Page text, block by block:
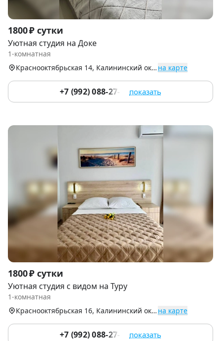
Item
1
of
1800 ₽ сутки
Уютная студия на Доке
1-комнатная
Краснооктябрьская 14, Калининский округ (Центр) на карте
+7 (992) 088-27-61 показать
Item
1
of
1800 ₽ сутки
Уютная студия с видом на Туру
1-комнатная
Краснооктябрьская 16, Калининский округ (Центр) на карте
+7 (992) 088-27-61 показать